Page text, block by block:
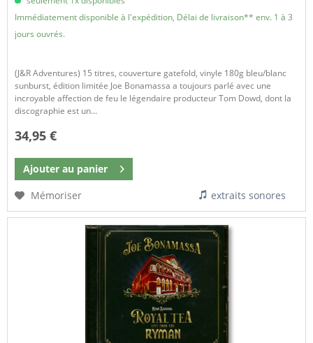
Immédiatement disponible à l'expédition, Délai de livraison** env. 1 à 3
jours ouvrés.
(J&R Adventures) 15 titres, couverture gatefold, vinyle 180g bleu/blanc
sunburst, édition limitée Joe Bonamassa a toujours parlé avec une
incroyable affection de feu le légendaire producteur Tom Dowd, dont la
discographie est un...
34,95 €
Ajouter au panier
Mémoriser
extraits sonores